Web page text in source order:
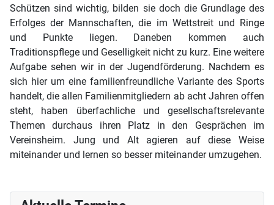
Schützen sind wichtig, bilden sie doch die Grundlage des
Erfolges der Mannschaften, die im Wettstreit und Ringe
und Punkte liegen. Daneben kommen auch
Traditionspflege und Geselligkeit nicht zu kurz. Eine weitere
Aufgabe sehen wir in der Jugendförderung. Nachdem es
sich hier um eine familienfreundliche Variante des Sports
handelt, die allen Familienmitgliedern ab acht Jahren offen
steht, haben überfachliche und gesellschaftsrelevante
Themen durchaus ihren Platz in den Gesprächen im
Vereinsheim. Jung und Alt agieren auf diese Weise
miteinander und lernen so besser miteinander umzugehen.